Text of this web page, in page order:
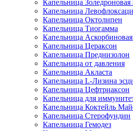
Капельница Золедроновая
Капельница
Капельница Октолипен
Капельница Тиогамма
Капельница Аскорбиновая
Капельница Цераксон
Капельница Преднизолон
Капельница от давления
Капельница Акласта
Капельница L-Лизина
Капельница Цефтриаксон
Капельница для
Капельница Коктейль
Капельница Стерофундин
Капельница Гемодез